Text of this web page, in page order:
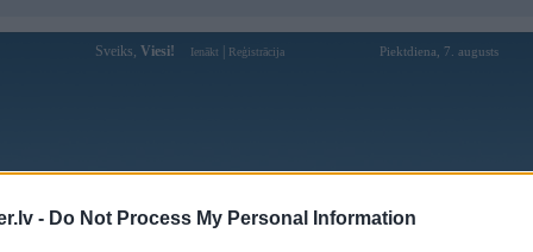
- Do Not Process My Personal Information
Sveiks, Viesi! Ienākt Reģistrācija Piektdiena, 7. augusts
Forums Galerijas Reģistrācija Lietotāji